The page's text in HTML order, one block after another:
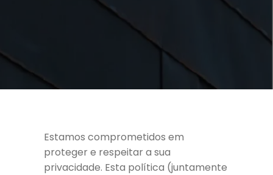
Estamos comprometidos em
proteger e respeitar a sua
privacidade. Esta política (juntamente